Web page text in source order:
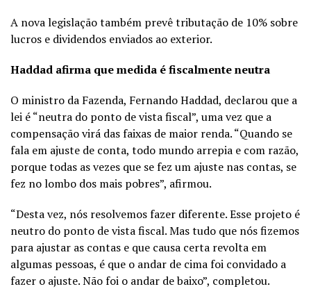
A nova legislação também prevê tributação de 10% sobre
lucros e dividendos enviados ao exterior.
Haddad afirma que medida é fiscalmente neutra
O ministro da Fazenda, Fernando Haddad, declarou que a
lei é “neutra do ponto de vista fiscal”, uma vez que a
compensação virá das faixas de maior renda. “Quando se
fala em ajuste de conta, todo mundo arrepia e com razão,
porque todas as vezes que se fez um ajuste nas contas, se
fez no lombo dos mais pobres”, afirmou.
“Desta vez, nós resolvemos fazer diferente. Esse projeto é
neutro do ponto de vista fiscal. Mas tudo que nós fizemos
para ajustar as contas e que causa certa revolta em
algumas pessoas, é que o andar de cima foi convidado a
fazer o ajuste. Não foi o andar de baixo”, completou.